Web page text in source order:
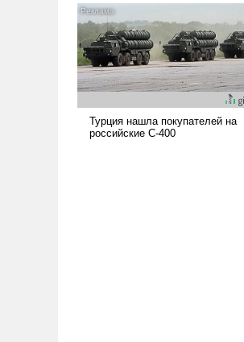
Сложившаяся ситуация
означает многолетний период
уязвимости США, например,
перед Китаем.